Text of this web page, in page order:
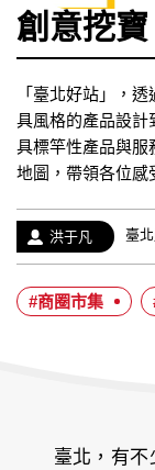
創意挖
「臺北好站」，
具風格的產品設計
具標竿性產品與服
地圖，帶領各位感
作
者：
洪于凡
經
歷：
臺
#商圈市集
臺北，有